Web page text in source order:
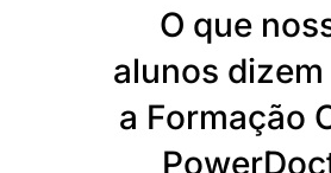
O que
alunos
a Formação